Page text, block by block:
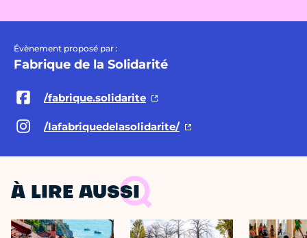
Évènement proposé par :
Fabrique de la Solidarité
/fabrique.solidarite
/lafabriquedelasolidarite/
À LIRE AUSSI